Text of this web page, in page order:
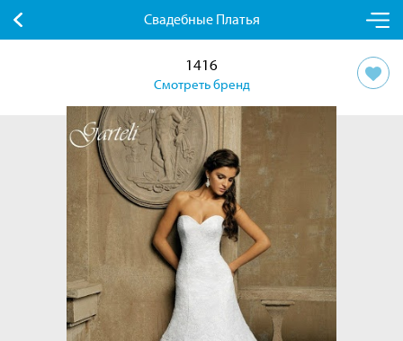
Свадебные Платья
1416
Смотреть бренд